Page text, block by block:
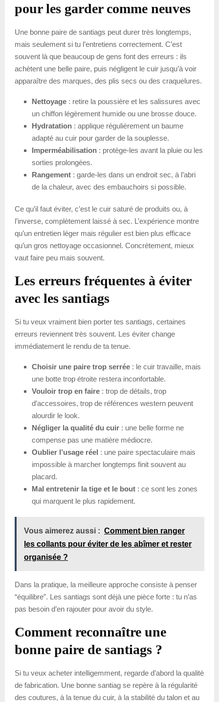
pour les garder comme neuves
Une bonne paire de santiags peut durer très longtemps,
mais seulement si tu l’entretiens correctement. C’est
souvent là que beaucoup de gens font des erreurs : ils
achètent une belle paire, puis négligent le cuir jusqu’à voir
apparaître des marques, des plis secs ou des craquelures.
Nettoyage : retire la poussière et les salissures avec
un chiffon légèrement humide ou une brosse douce.
Hydratation : applique régulièrement un baume
adapté au cuir pour garder de la souplesse.
Imperméabilisation : protège-les avant la pluie ou les
sorties prolongées.
Rangement : garde-les dans un endroit sec, à l’abri
de la chaleur, avec des embauchoirs si possible.
Ce qu’il faut éviter, c’est le cuir saturé de produits ou, à
l’inverse, complètement laissé à sec. L’expérience montre
qu’un entretien léger mais régulier est bien plus efficace
qu’un gros nettoyage occasionnel. Concrètement, mieux
vaut faire peu mais souvent.
Les erreurs fréquentes à éviter
avec les santiags
Si tu veux vraiment bien porter tes santiags, certaines
erreurs reviennent très souvent. Les éviter change
immédiatement le rendu de ta tenue.
Choisir une paire trop serrée : le cuir travaille, mais
une botte trop étroite restera inconfortable.
Vouloir trop en faire : trop de détails, trop
d’accessoires, trop de références western peuvent
alourdir le look.
Négliger la qualité du cuir : une belle forme ne
compense pas une matière médiocre.
Oublier l’usage réel : une paire spectaculaire mais
impossible à marcher longtemps finit souvent au
placard.
Mal entretenir la tige et le bout : ce sont les zones
qui marquent le plus rapidement.
Vous aimerez aussi : Comment bien ranger
les collants pour éviter de les abîmer et rester
organisée ?
Dans la pratique, la meilleure approche consiste à penser
“équilibre”. Les santiags sont déjà une pièce forte : tu n’as
pas besoin d’en rajouter pour avoir du style.
Comment reconnaître une
bonne paire de santiags ?
Si tu veux acheter intelligemment, regarde d’abord la qualité
de fabrication. Une bonne santiag se repère à la régularité
des coutures, à la tenue du cuir, à la stabilité du talon et au